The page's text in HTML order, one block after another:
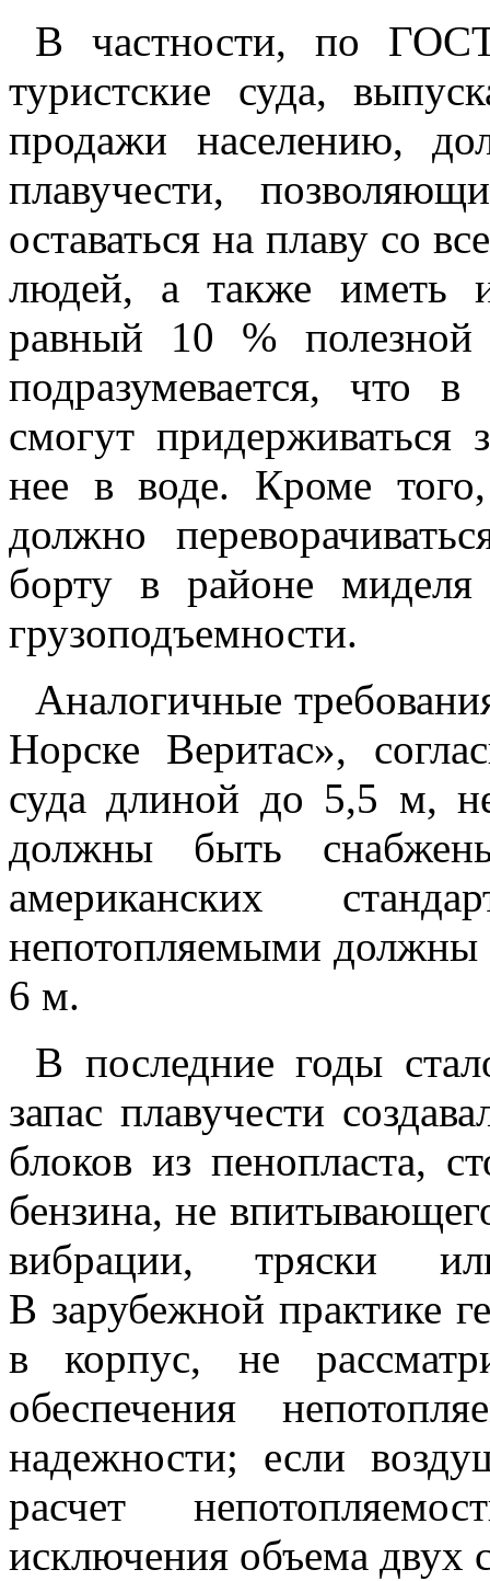
В частности, по
туристские суда,
продажи населению,
плавучести,
оставаться на плаву со
людей, а также иметь
равный 10 % полезной
подразумевается, что
смогут придерживаться
нее в воде. Кроме
должно
борту в районе
грузоподъемности.
Аналогичные
Норске Веритас»,
суда длиной до 5,5 м,
должны быть
американских
непотопляемыми должны
6 м.
В последние годы
запас плавучести
блоков из пенопласта,
бензина, не
вибрации, тряски
В зарубежной практике
в корпус, не
обеспечения
надежности; если
расчет
исключения объема